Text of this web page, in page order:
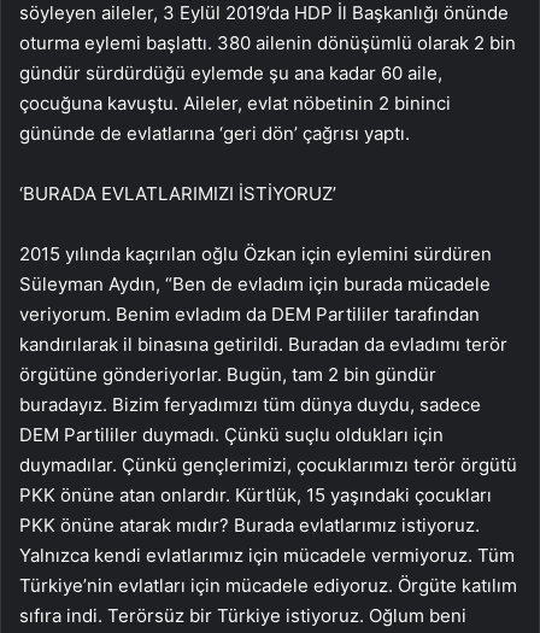
söyleyen aileler, 3 Eylül 2019’da HDP İl Başkanlığı önünde
oturma eylemi başlattı. 380 ailenin dönüşümlü olarak 2 bin
gündür sürdürdüğü eylemde şu ana kadar 60 aile,
çocuğuna kavuştu. Aileler, evlat nöbetinin 2 bininci
gününde de evlatlarına ‘geri dön’ çağrısı yaptı.
‘BURADA EVLATLARIMIZI İSTİYORUZ’
2015 yılında kaçırılan oğlu Özkan için eylemini sürdüren
Süleyman Aydın, “Ben de evladım için burada mücadele
veriyorum. Benim evladım da DEM Partililer tarafından
kandırılarak il binasına getirildi. Buradan da evladımı terör
örgütüne gönderiyorlar. Bugün, tam 2 bin gündür
buradayız. Bizim feryadımızı tüm dünya duydu, sadece
DEM Partililer duymadı. Çünkü suçlu oldukları için
duymadılar. Çünkü gençlerimizi, çocuklarımızı terör örgütü
PKK önüne atan onlardır. Kürtlük, 15 yaşındaki çocukları
PKK önüne atarak mıdır? Burada evlatlarımız istiyoruz.
Yalnızca kendi evlatlarımız için mücadele vermiyoruz. Tüm
Türkiye’nin evlatları için mücadele ediyoruz. Örgüte katılım
sıfıra indi. Terörsüz bir Türkiye istiyoruz. Oğlum beni